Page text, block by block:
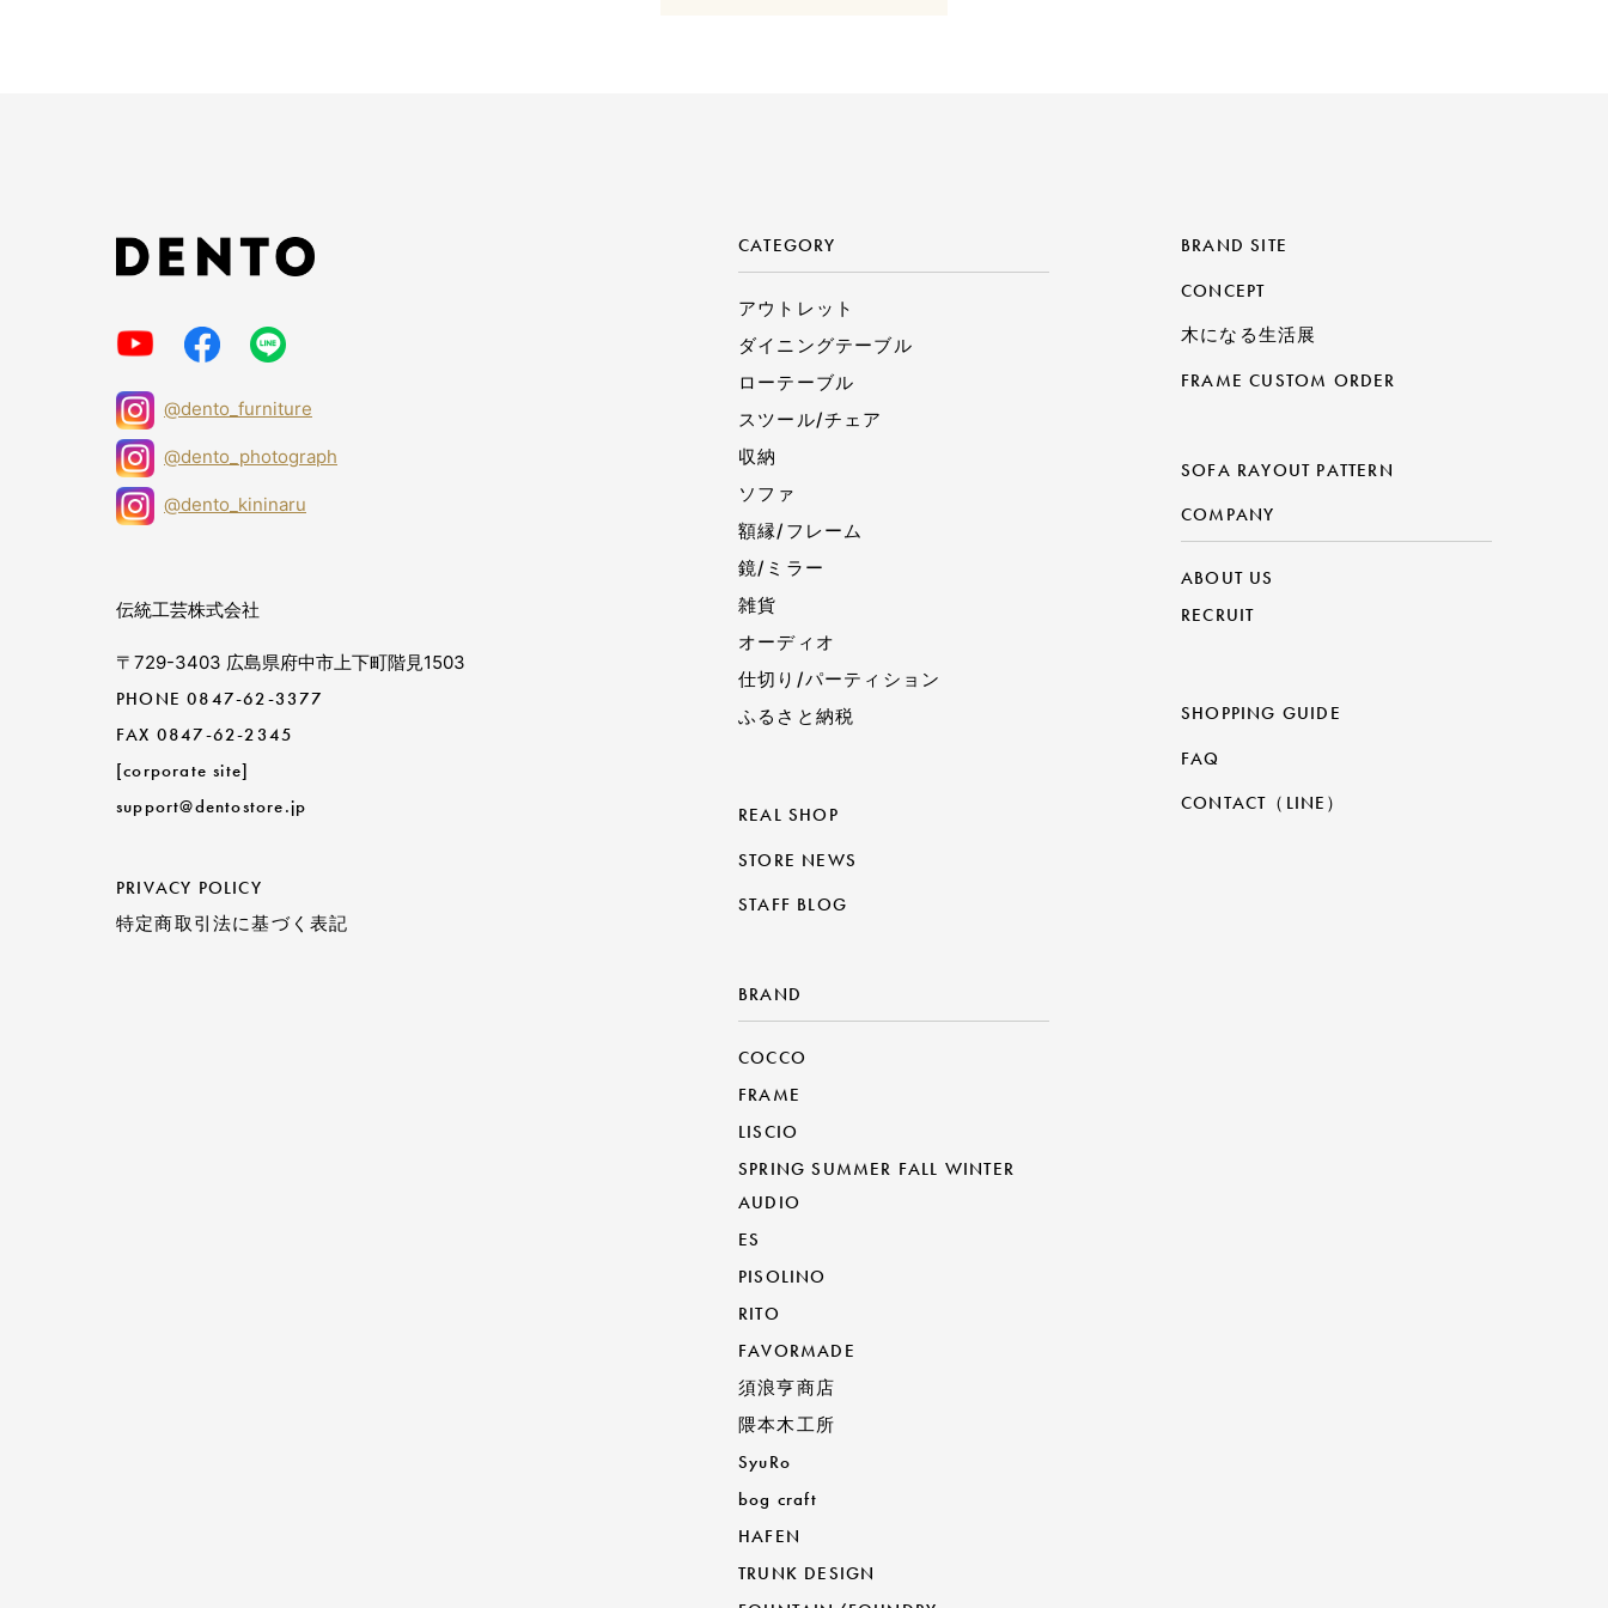
CATEGORY
アウトレット
ダイニングテーブル
ローテーブル
スツール/チェア
収納
ソファ
額縁/フレーム
鏡/ミラー
雑貨
オーディオ
仕切り/パーティション
ふるさと納税
REAL SHOP
STORE NEWS
STAFF BLOG
BRAND
COCCO
FRAME
LISCIO
SPRING SUMMER FALL WINTER
AUDIO
ES
PISOLINO
RITO
FAVORMADE
須浪亨商店
隈本木工所
SyuRo
bog craft
HAFEN
TRUNK DESIGN
BRAND SITE
CONCEPT
木になる生活展
FRAME CUSTOM ORDER
SOFA RAYOUT PATTERN
COMPANY
ABOUT US
RECRUIT
SHOPPING GUIDE
FAQ
CONTACT（LINE）
@dento_furniture
@dento_photograph
@dento_kininaru
伝統工芸株式会社
〒729-3403 広島県府中市上下町階見1503
PHONE0847-62-3377
FAX 0847-62-2345
[corporate site]
support@dentostore.jp
PRIVACY POLICY
特定商取引法に基づく表記